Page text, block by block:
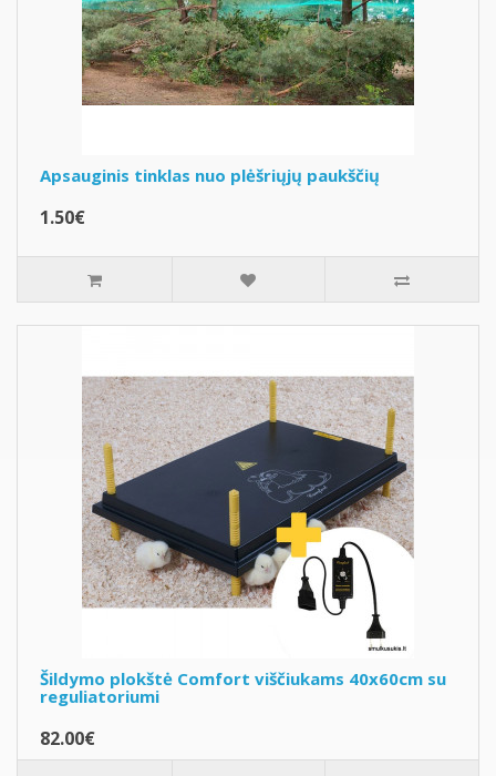
Apsauginis tinklas nuo plėšriųjų paukščių
1.50€
Šildymo plokštė Comfort viščiukams 40x60cm su
reguliatoriumi
82.00€